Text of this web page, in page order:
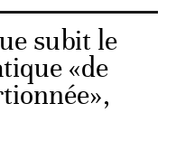
subit le
«de